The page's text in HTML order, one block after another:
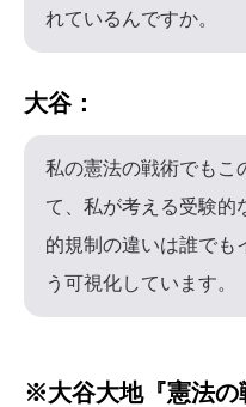
れているんですか。
大谷：
私の憲法の戦術でもこ
て、私が考える受験的
的規制の違いは誰でも
う可視化しています。
※大谷大地『憲法